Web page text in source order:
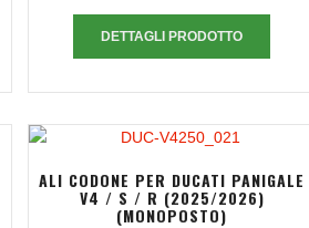
DETTAGLI PRODOTTO
ALI CODONE PER DUCATI PANIGALE
V4 / S / R (2025/2026)
(MONOPOSTO)